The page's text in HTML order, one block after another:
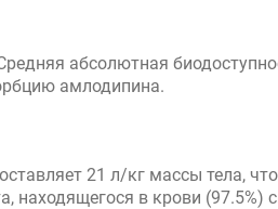
абсолютная
амлодипина.
21 л/кг массы тела,
находящегося в крови